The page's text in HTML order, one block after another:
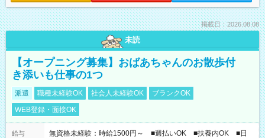
掲載日：2026.08.08
未読
【オープニング募集】おばあちゃんのお散歩付
き添いも仕事の1つ
派遣 職種未経験OK 社会人未経験OK
ブランクOK
WEB登録・面接OK
給与
無資格未経験：時給1500円～ ■週払いOK ■扶養内OK ■日